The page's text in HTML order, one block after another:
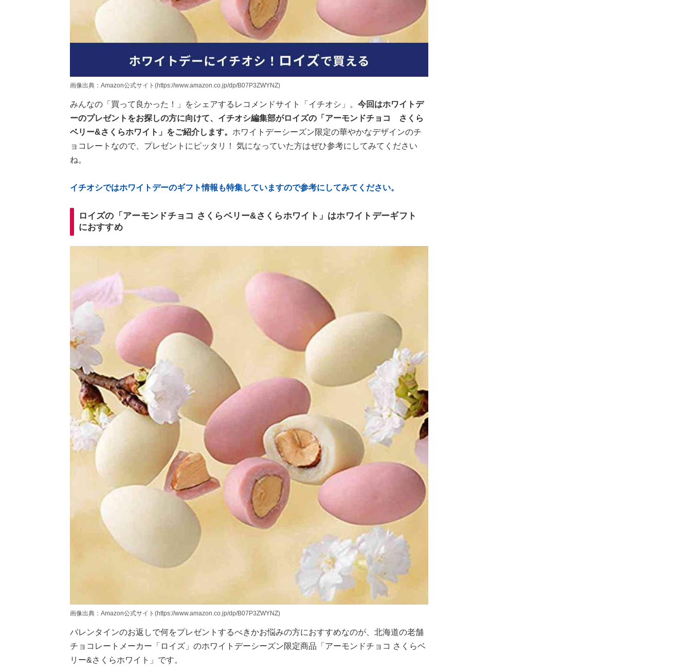
画像出典：Amazon公式サイト(https://www.amazon.co.jp/dp/B07P3ZWYNZ)
みんなの「買って良かった！」をシェアするレコメンドサイト「イチオシ」。 今回はホワイトデ
ーのプレゼントをお探しの方に向けて、イチオシ編集部がロイズの「アーモンドチョコ さくら
ベリー&さくらホワイト」をご紹介します。 ホワイトデーシーズン限定の華やかなデザインのチ
ョコレートなので、プレゼントにピッタリ！ 気になっていた方はぜひ参考にしてみてください
ね。
イチオシではホワイトデーのギフト情報も特集していますので参考にしてみてください。
ロイズの「アーモンドチョコ さくらベリー&さくらホワイト」はホワイトデーギフト
におすすめ
画像出典：Amazon公式サイト(https://www.amazon.co.jp/dp/B07P3ZWYNZ)
バレンタインのお返しで何をプレゼントするべきかお悩みの方におすすめなのが、北海道の老舗
チョコレートメーカー「ロイズ」のホワイトデーシーズン限定商品「アーモンドチョコ さくらベ
リー&さくらホワイト」です。